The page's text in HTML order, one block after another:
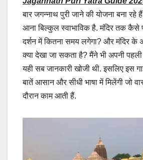
बार जगन्नाथ पुरी जाने की योजना बना
आना बिल्कुल स्वाभाविक है. मंदिर तक कैसे
दर्शन में कितना समय लगेगा? और मंदिर के
क्या देखा जा सकता है? मैंने भी अपनी पहली
यही सब जानकारी खोजी थी. इसलिए इस
बातें आसान और सीधी भाषा में मिलेंगी जो
दौरान काम आती हैं.